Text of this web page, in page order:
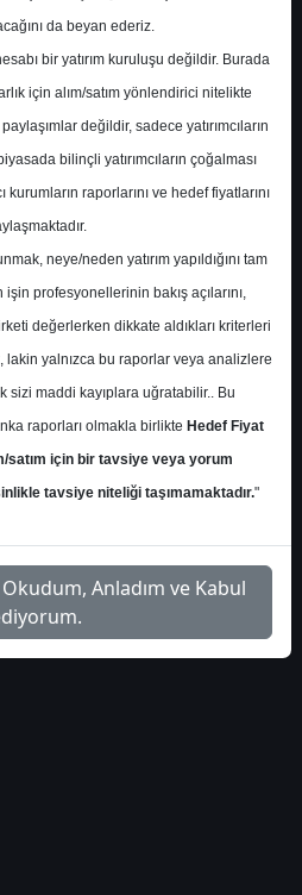
Doğuş Otomotiv için
TL'den 226,1 TL'ye
"tut" olarak korudu
da beyan ederiz.
bir yatırım kuruluşu değildir. Burada
için alım/satım yönlendirici nitelikte
değildir, sadece yatırımcıların
bilinçli yatırımcıların çoğalması
kurumların raporlarını ve hedef fiyatlarını
neye/neden yatırım yapıldığını tam
profesyonellerinin bakış açılarını,
değerlerken dikkate aldıkları kriterleri
yalnızca bu raporlar veya analizlere
sizi maddi kayıplara uğratabilir.. Bu
raporları olmakla birlikte Hedef Fiyat
satım için bir tavsiye veya yorum
tavsiye niteliği taşımamaktadır."
Anladım ve Kabul